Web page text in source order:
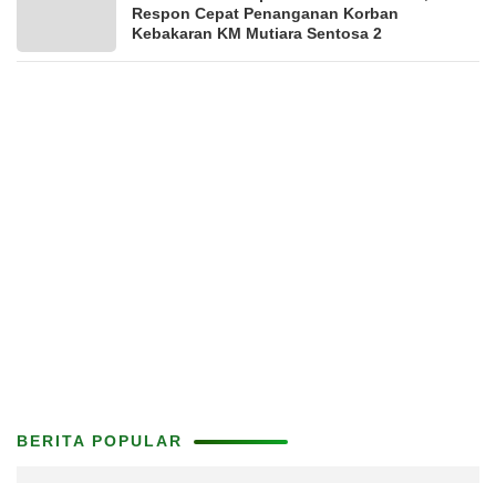
Respon Cepat Penanganan Korban
Kebakaran KM Mutiara Sentosa 2
BERITA POPULAR